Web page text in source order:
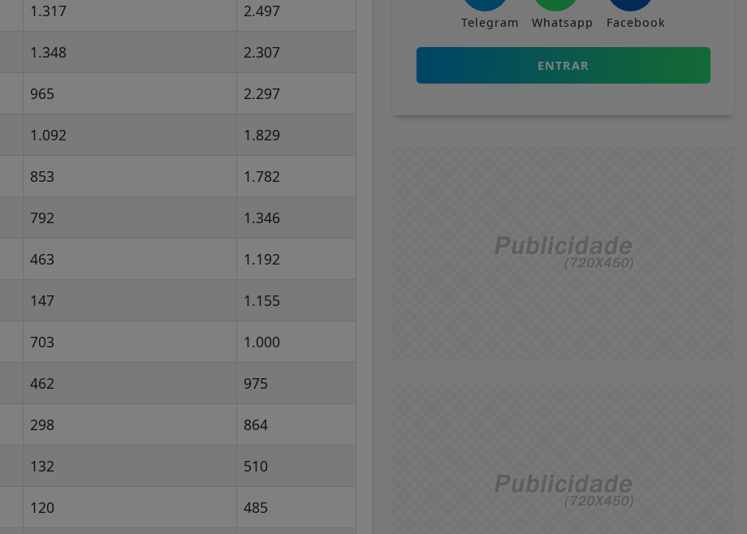
1.317 2.497
1.348 2.307
965 2.297
1.092 1.829
853 1.782
792 1.346
463 1.192
147 1.155
703 1.000
462 975
298 864
132 510
120 485
Telegram Whatsapp Facebook
ENTRAR